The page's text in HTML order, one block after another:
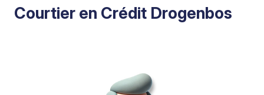
Courtier en Crédit Drogenbos